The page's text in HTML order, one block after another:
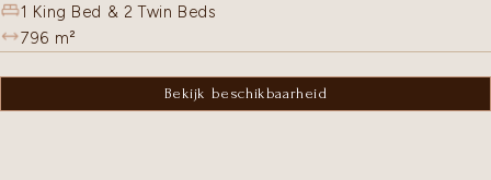
1 King Bed & 2 Twin Beds
796 m²
Bekijk beschikbaarheid